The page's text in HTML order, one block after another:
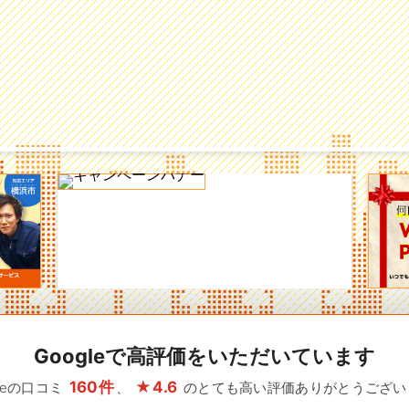
Googleで高評価をいただいています
の口コミ 160件 ★4.6 のとても高い評価ありがとうござ